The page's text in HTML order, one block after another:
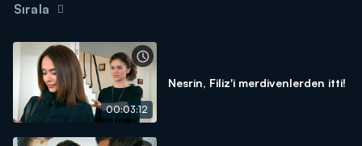
Sırala
00:03:12
Nesrin, Filiz'i merdivenlerden itti!